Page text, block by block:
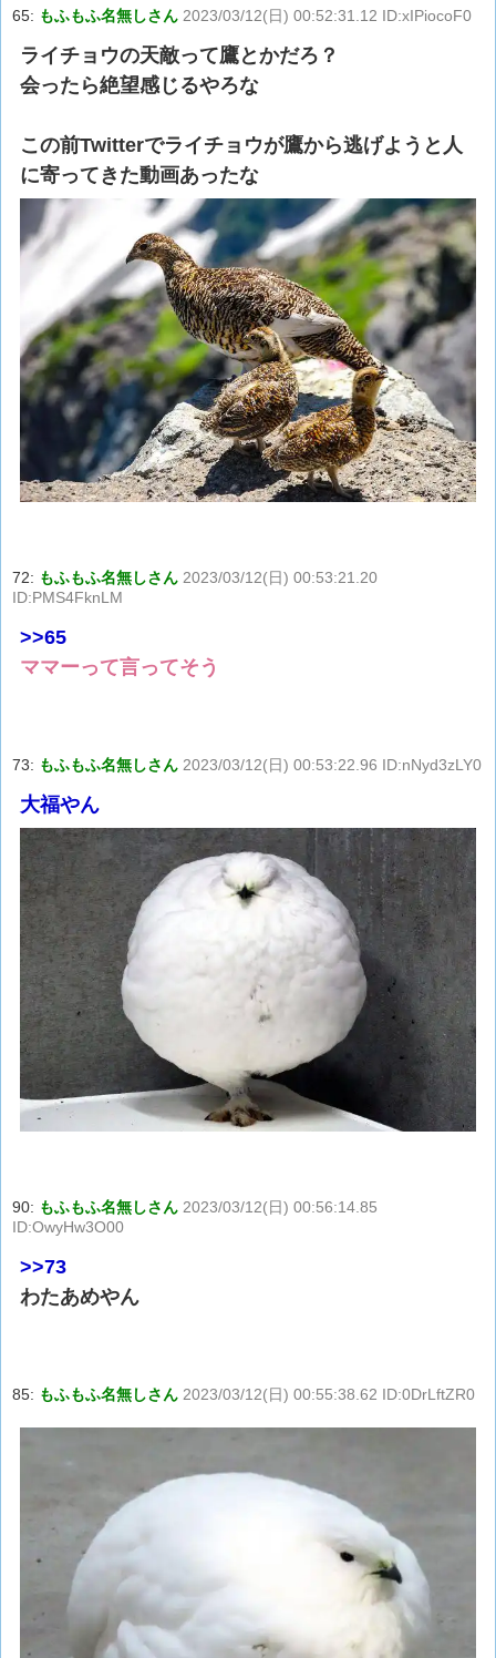
65: もふもふ名無しさん 2023/03/12(日) 00:52:31.12 ID:xIPiocoF0
ライチョウの天敵って鷹とかだろ？
会ったら絶望感じるやろな
この前Twitterでライチョウが鷹から逃げようと人
に寄ってきた動画あったな
72: もふもふ名無しさん 2023/03/12(日) 00:53:21.20
ID:PMS4FknLM
>>65
ママーって言ってそう
73: もふもふ名無しさん 2023/03/12(日) 00:53:22.96 ID:nNyd3zLY0
大福やん
90: もふもふ名無しさん 2023/03/12(日) 00:56:14.85
ID:OwyHw3O00
>>73
わたあめやん
85: もふもふ名無しさん 2023/03/12(日) 00:55:38.62 ID:0DrLftZR0